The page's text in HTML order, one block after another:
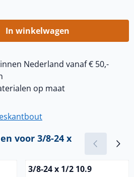
In winkelwagen
Nederland vanaf € 50,-
op maat
voor 3/8-24 x
3/8-24 x 1/2 10.9